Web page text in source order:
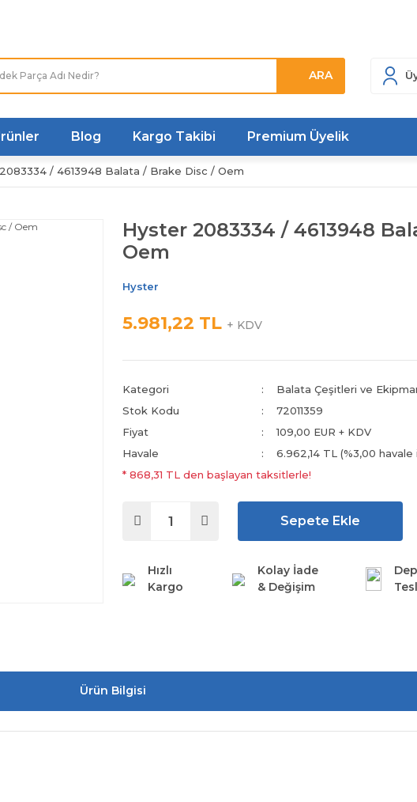
ARA
Blog Kargo Takibi Premium Üyelik
/ 4613948 Balata / Brake Disc / Oem
Hyster 2083334 / 4613948
Oem
Hyster
5.981,22 TL + KDV
Kategori
Balata Çeşitleri ve
Stok Kodu
72011359
Fiyat
109,00 EUR + KDV
Havale
6.962,14 TL (%3,00 havale
* 868,31 TL den başlayan taksitlerle!
Sepete Ekle
Hızlı
Kargo
Kolay İade
& Değişim
Ürün Bilgisi